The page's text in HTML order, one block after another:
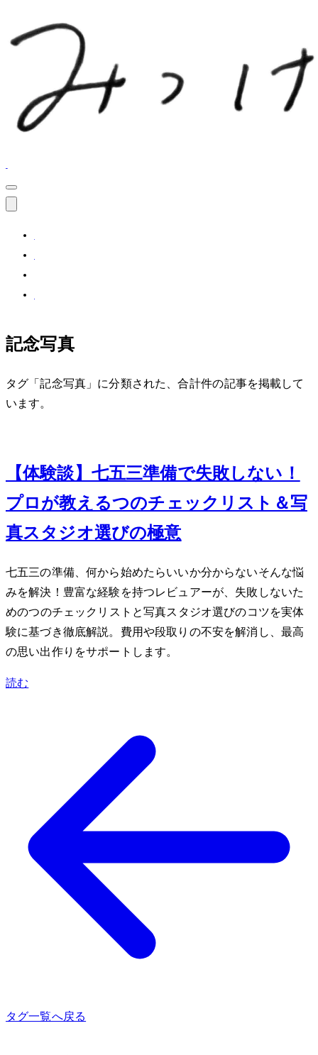
記念写真
タグ「記念写真」に分類された、合計 1 件の記事を掲載して
います。
【体験談】七五三準備で失敗しない！
プロが教える3つのチェックリスト＆写
真スタジオ選びの極意
七五三の準備、何から始めたらいいか分からない…そんな悩
みを解決！豊富な経験を持つレビュアーが、失敗しないた
めの3つのチェックリストと写真スタジオ選びのコツを実体
験に基づき徹底解説。費用や段取りの不安を解消し、最高
の思い出作りをサポートします。
読む
タグ一覧へ戻る